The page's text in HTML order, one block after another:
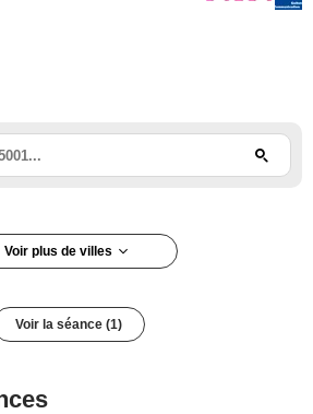
Voir plus de villes
Voir la séance (1)